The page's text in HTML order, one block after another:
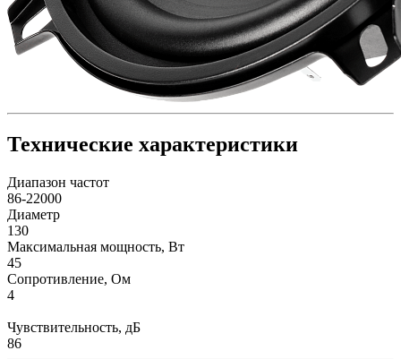
Технические характеристики
Диапазон частот
86-22000
Диаметр
130
Максимальная мощность, Вт
45
Сопротивление, Ом
4
Чувствительность, дБ
86